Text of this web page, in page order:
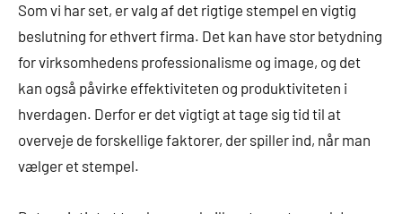
Som vi har set, er valg af det rigtige stempel en vigtig
beslutning for ethvert firma. Det kan have stor betydning
for virksomhedens professionalisme og image, og det
kan også påvirke effektiviteten og produktiviteten i
hverdagen. Derfor er det vigtigt at tage sig tid til at
overveje de forskellige faktorer, der spiller ind, når man
vælger et stempel.